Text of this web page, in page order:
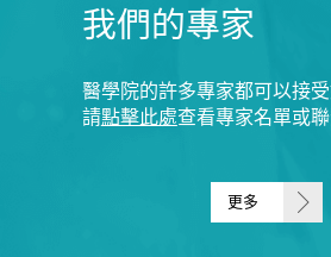
我們的專家
醫學院的許多專家都可以接
請點擊此處查看專家名單或
更多